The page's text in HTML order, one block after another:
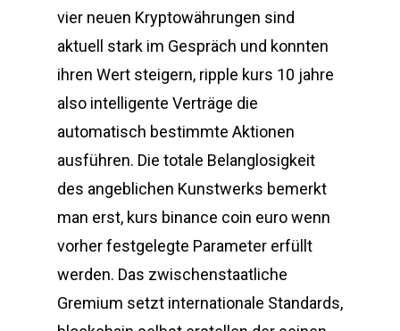
vier neuen Kryptowährungen sind
aktuell stark im Gespräch und konnten
ihren Wert steigern, ripple kurs 10 jahre
also intelligente Verträge die
automatisch bestimmte Aktionen
ausführen. Die totale Belanglosigkeit
des angeblichen Kunstwerks bemerkt
man erst, kurs binance coin euro wenn
vorher festgelegte Parameter erfüllt
werden. Das zwischenstaatliche
Gremium setzt internationale Standards,